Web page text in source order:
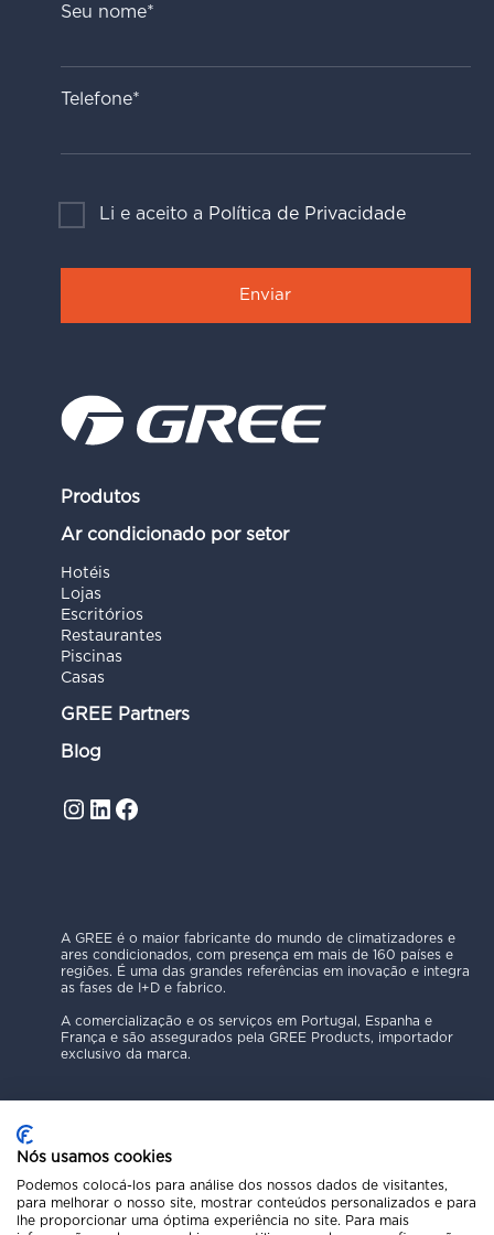
Seu nome*
Telefone*
Li e aceito a Política de Privacidade
Produtos
Ar condicionado por setor
Hotéis
Lojas
Escritórios
Restaurantes
Piscinas
Casas
GREE Partners
Blog
Instagram
LinkedIn
Facebook
A GREE é o maior fabricante do mundo de climatizadores e
ares condicionados, com presença em mais de 160 países e
regiões. É uma das grandes referências em inovação e integra
as fases de I+D e fabrico.
A comercialização e os serviços em Portugal, Espanha e
França e são assegurados pela GREE Products, importador
exclusivo da marca.
Política de Privacidade
Aviso Legal
Nós usamos cookies
Podemos colocá-los para análise dos nossos dados de visitantes,
para melhorar o nosso site, mostrar conteúdos personalizados e para
lhe proporcionar uma óptima experiência no site. Para mais